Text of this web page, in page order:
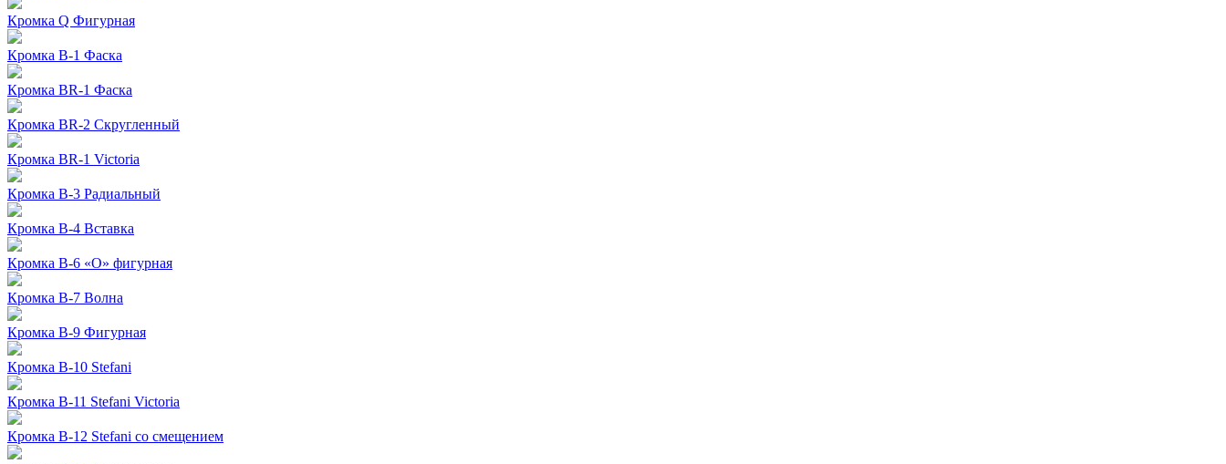
Кромка Q Фигурная
Кромка B-1 Фаска
Кромка BR-1 Фаска
Кромка BR-2 Скругленный
Кромка BR-1 Victoria
Кромка B-3 Радиальный
Кромка B-4 Вставка
Кромка B-6 «О» фигурная
Кромка B-7 Волна
Кромка B-9 Фигурная
Кромка B-10 Stefani
Кромка B-11 Stefani Victoria
Кромка B-12 Stefani со смещением